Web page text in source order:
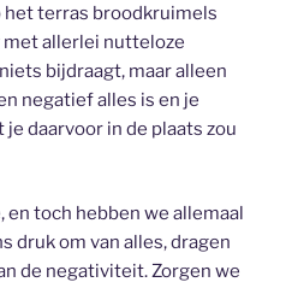
het terras broodkruimels
met allerlei nutteloze
bijdraagt, maar alleen
negatief alles is en je
daarvoor in de plaats zou
en toch hebben we allemaal
druk om van alles, dragen
de negativiteit. Zorgen we